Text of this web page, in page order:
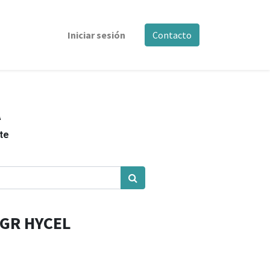
Iniciar sesión Contacto
HYCEL